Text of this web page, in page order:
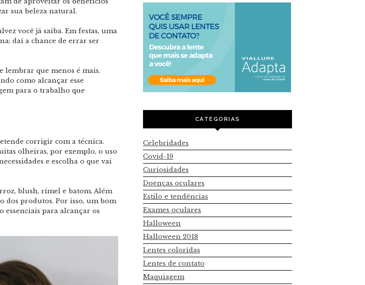
sua beleza natural.
você já saiba. Em festas, uma
daí a chance de errar ser
lembrar que menos é mais.
como alcançar esse
para o trabalho que
corrigir com a técnica.
olheiras, por exemplo, o uso
e escolha o que vai
blush, rímel e batom. Além
dos produtos. Por isso, um bom
para alcançar os
CATEGORIAS
Celebridades
Covid-19
Curiosidades
Doenças oculares
Estilo e tendências
Exames oculares
Halloween
Halloween 2018
Lentes coloridas
Lentes de contato
Maquiagem